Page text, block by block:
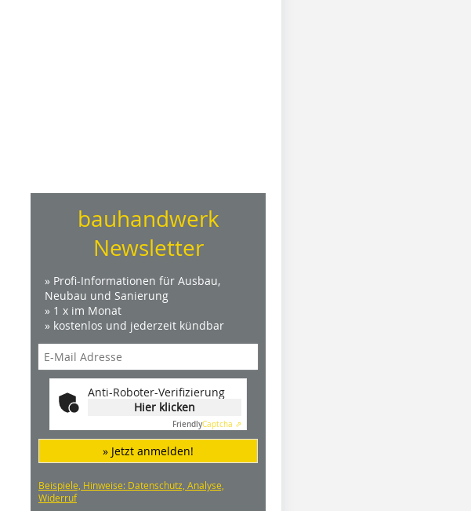
bauhandwerk
Newsletter
» Profi-Informationen für Ausbau,
Neubau und Sanierung
» 1 x im Monat
» kostenlos und jederzeit kündbar
Anti-Roboter-Verifizierung
Hier klicken
FriendlyCaptcha ⇗
» Jetzt anmelden!
Beispiele, Hinweise: Datenschutz, Analyse,
Widerruf